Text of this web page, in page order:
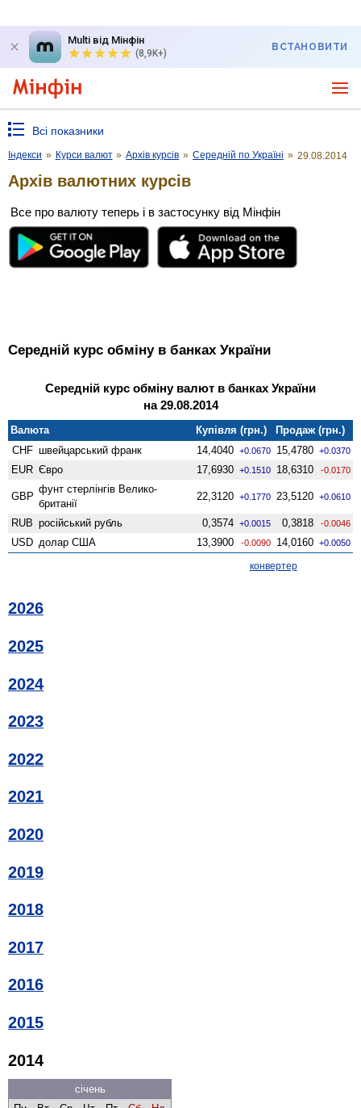
Multi від Мінфін
(8,9K+)
ВСТАНОВИТИ
Всі показники
Індекси » Курси валют » Архів курсів » Середній по Україні » 29.08.2014
Архів валютних курсів
Все про валюту теперь і в застосунку від Мінфін
Середній курс обміну в банках України
Середній курс обміну валют в банках України
на 29.08.2014
Валюта Купівля (грн.)
Продаж (грн.)
CHF швейцарський франк 14,4040 +0.0670 15,4780 +0.0370
EUR Євро 17,6930 +0.1510 18,6310 -0.0170
GBP
фунт стерлінгів Велико­
британії
22,3120 +0.1770 23,5120 +0.0610
RUB російський рубль 0,3574 +0.0015 0,3818 -0.0046
USD долар США 13,3900 -0.0090 14,0160 +0.0050
конвертер
2026
2025
2024
2023
2022
2021
2020
2019
2018
2017
2016
2015
2014
січень